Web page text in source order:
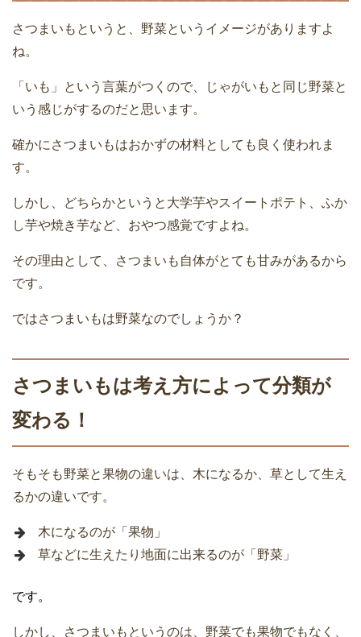
さつまいもというと、野菜というイメージがありますよ
ね。
「いも」という言葉がつくので、じゃがいもと同じ野菜と
いう感じがするのだと思います。
確かにさつまいもはおかずの材料としても良く使われま
す。
しかし、どちらかというと大学芋やスイートポテト、ふか
し芋や焼き芋など、おやつ感覚ですよね。
その理由として、さつまいも自体がとても甘みがあるから
です。
ではさつまいもは野菜なのでしょうか？
さつまいもは考え方によって分類が
変わる！
そもそも野菜と果物の違いは、木になるか、草として生え
るかの違いです。
木になるのが「果物」
草などに生えたり地面に出来るのが「野菜」
です。
しかし、さつまいもというのは、野菜でも果物でもなく、